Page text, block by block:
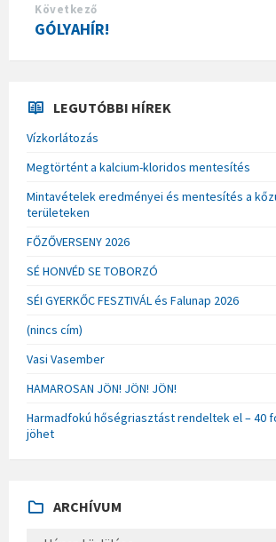
Következő
GÓLYAHÍR!
LEGUTÓBBI HÍREK
Vízkorlátozás
Megtörtént a kalcium-kloridos mentesítés
Mintavételek eredményei és mentesítés a
területeken
FŐZŐVERSENY 2026
SÉ HONVÉD SE TOBORZÓ
SÉI GYERKŐC FESZTIVÁL és Falunap 2026
(nincs cím)
Vasi Vasember
HAMAROSAN JÖN! JÖN! JÖN!
Harmadfokú hőségriasztást rendeltek el – 40
jöhet
ARCHÍVUM